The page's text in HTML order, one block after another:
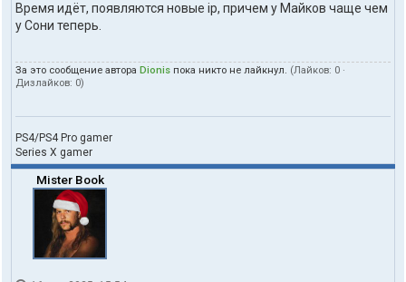
Время идёт, появляются новые ip, причем у Майков чаще чем
у Сони теперь.
За это сообщение автора Dionis пока никто не лайкнул. (Лайков: 0 ·
Дизлайков: 0)
PS4/PS4 Pro gamer
Series X gamer
Mister Book